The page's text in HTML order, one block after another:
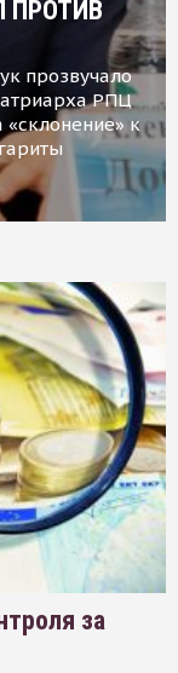
ПРОТИВ
прозвучало
РПЦ
к
за